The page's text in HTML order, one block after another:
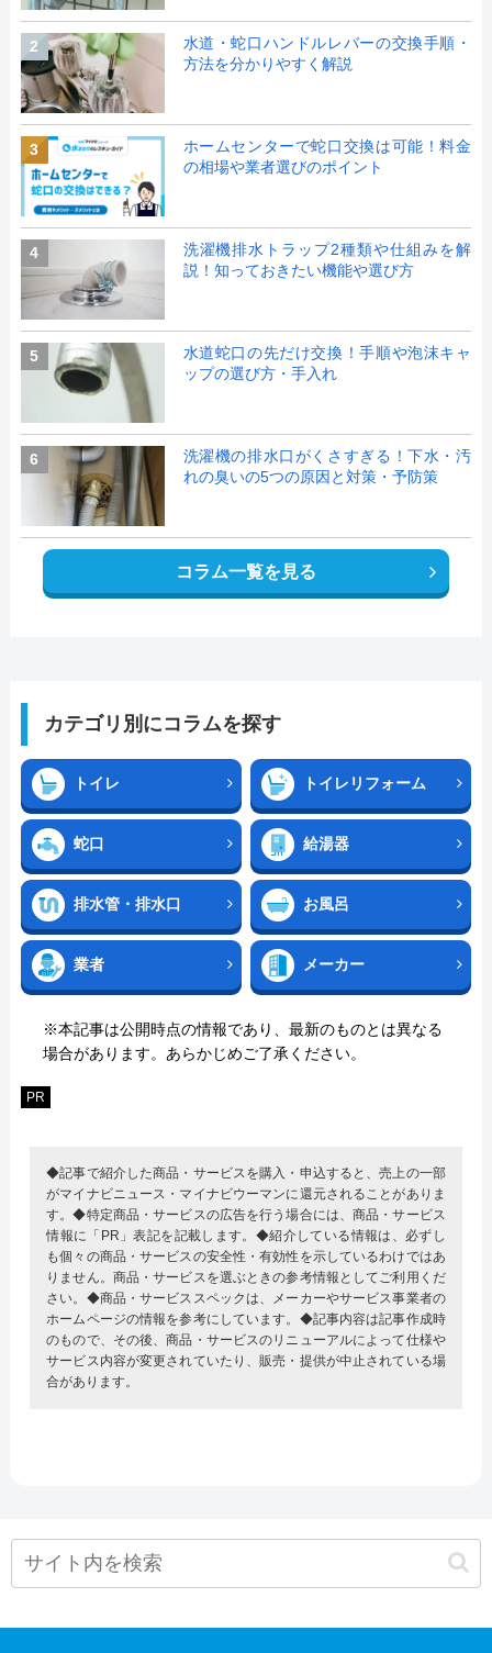
2
水道・蛇口ハンドルレバーの交換手順・
方法を分かりやすく解説
3
ホームセンターで蛇口交換は可能！料金
の相場や業者選びのポイント
4
洗濯機排水トラップ2種類や仕組みを解
説！知っておきたい機能や選び方
5
水道蛇口の先だけ交換！手順や泡沫キャ
ップの選び方・手入れ
6
洗濯機の排水口がくさすぎる！下水・汚
れの臭いの5つの原因と対策・予防策
コラム一覧を見る
カテゴリ別にコラムを探す
トイレ トイレリフォーム
蛇口 給湯器
排水管・排水口 お風呂
業者 メーカー
※本記事は公開時点の情報であり、最新のものとは異なる
場合があります。あらかじめご了承ください。
PR
◆記事で紹介した商品・サービスを購入・申込すると、売上の一部
がマイナビニュース・マイナビウーマンに還元されることがありま
す。◆特定商品・サービスの広告を行う場合には、商品・サービス
情報に「PR」表記を記載します。◆紹介している情報は、必ずし
も個々の商品・サービスの安全性・有効性を示しているわけではあ
りません。商品・サービスを選ぶときの参考情報としてご利用くだ
さい。◆商品・サービススペックは、メーカーやサービス事業者の
ホームページの情報を参考にしています。◆記事内容は記事作成時
のもので、その後、商品・サービスのリニューアルによって仕様や
サービス内容が変更されていたり、販売・提供が中止されている場
合があります。